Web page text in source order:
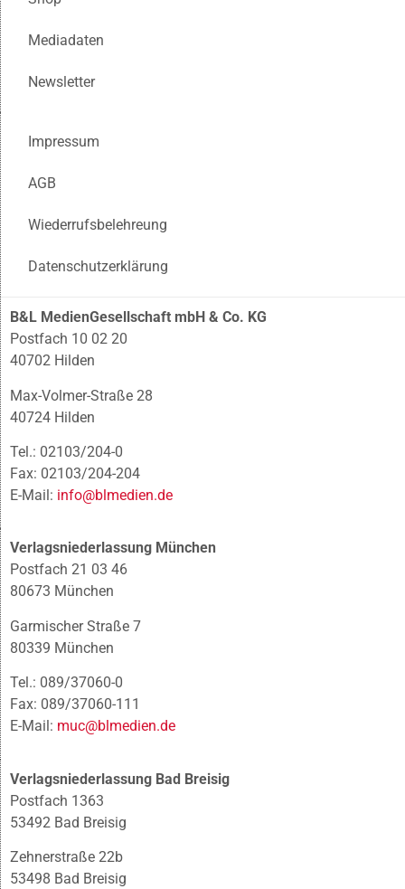
Mediadaten
Newsletter
Impressum
AGB
Wiederrufsbelehreung
Datenschutzerklärung
B&L MedienGesellschaft mbH & Co. KG
Postfach 10 02 20
40702 Hilden
Max-Volmer-Straße 28
40724 Hilden
Tel.: 02103/204-0
Fax: 02103/204-204
E-Mail: info@blmedien.de
Verlagsniederlassung München
Postfach 21 03 46
80673 München
Garmischer Straße 7
80339 München
Tel.: 089/37060-0
Fax: 089/37060-111
E-Mail: muc@blmedien.de
Verlagsniederlassung Bad Breisig
Postfach 1363
53492 Bad Breisig
Zehnerstraße 22b
53498 Bad Breisig